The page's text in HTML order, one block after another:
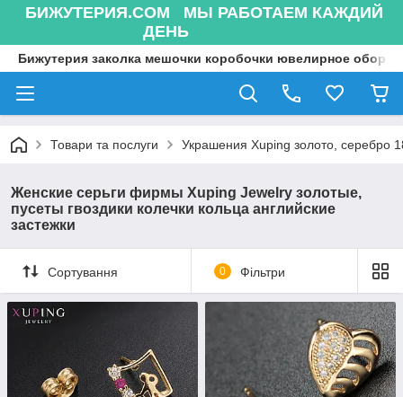
БИЖУТЕРИЯ.COM МЫ РАБОТАЕМ КАЖДИЙ
ДЕНЬ
Бижутерия заколка мешочки коробочки ювелирное
Товари та послуги Украшения Xuping золото, серебро
Женские серьги фирмы Xuping Jewelry золотые,
пусеты гвоздики колечки кольца английские
застежки
Сортування 0 Фільтри